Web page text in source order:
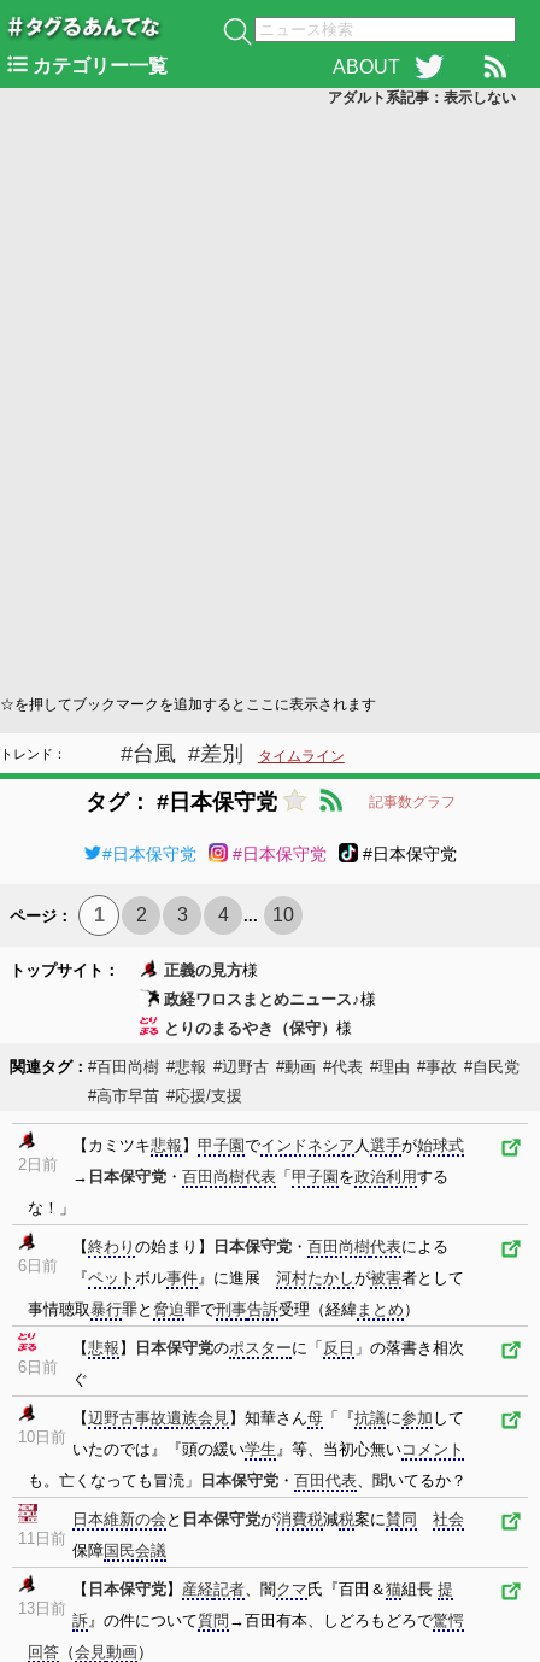
カテゴリー一覧 ABOUT
アダルト系記事：表示しない
☆を押してブックマークを追加するとここに表示されます
#台風 #差別 タイムライン
トレンド：
タグ： #日本保守党 記事数グラフ
#日本保守党 #日本保守党 #日本保守党
ページ： 1 2 3 4 ... 10
トップサイト： 正義の見方様
政経ワロスまとめニュース♪様
とりのまるやき（保守） 様
関連タグ： #百田尚樹 #悲報 #辺野古 #動画 #代表 #理由 #事故 #自民党
#高市早苗 #応援/支援
2日前
【カミツキ悲報 】 甲子園でインドネシア 人選手が始球式
→ 日本保守党 ・ 百田尚樹代表 「 甲子園 を政治利用する
な！」
6日前
【終わり の始まり】 日本保守党 ・ 百田尚樹代表による
『ペット ボル事件』に進展 河村たかしが被害者として
事情聴取暴行罪と 脅迫罪で刑事告訴受理（経緯まとめ ）
6日前
【悲報 】 日本保守党のポスターに「 反日 」の落書き相次
ぐ
10日前
【辺野古事故遺族会見】知華さん母 「『抗議に参加 して
いたのでは』『頭の緩い学生』等、当初心無いコメント
も。亡くなっても冒涜」
日本保守党 ・ 百田代表、聞いてるか？
11日前
日本維新の会 と 日本保守党が消費税減税案に賛同
社会
保障国民会議
13日前
【 日本保守党】 産経記者、闇クマ氏『百田＆猫組長 提
訴』の件について質問 →百田有本、しどろもどろで驚愕
回答 （会見動画）